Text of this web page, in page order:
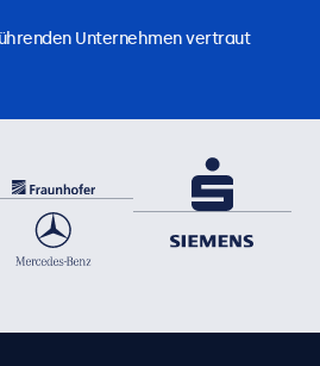
Unternehmen vertraut